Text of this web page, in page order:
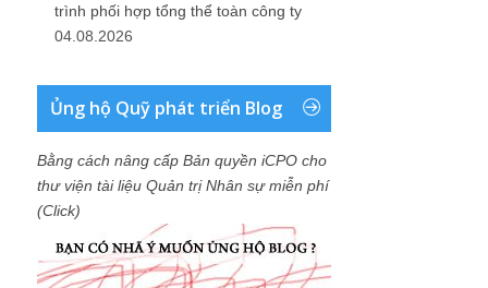
trình phối hợp tổng thể toàn công ty
04.08.2026
Ủng hộ Quỹ phát triển Blog
Bằng cách nâng cấp Bản quyền iCPO cho
thư viện tài liệu Quản trị Nhân sự miễn phí
(Click)